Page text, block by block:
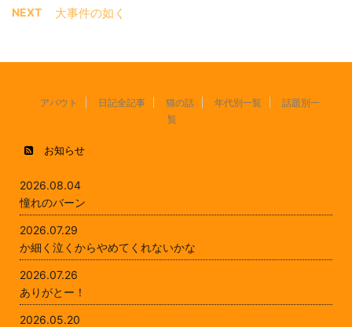
NEXT 大事件の如く
アバウト 日記全記事 猫の話 年代別一覧
話題別一
覧
お知らせ
2026.08.04
憧れのバーン
2026.07.29
か細く泣くからやめてくれないかな
2026.07.26
ありがとー！
2026.05.20